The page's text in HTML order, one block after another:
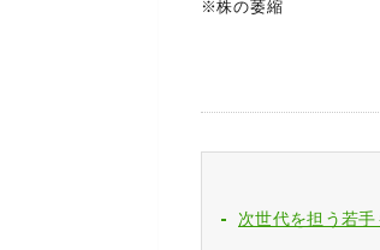
※株の萎縮
次世代を担う若